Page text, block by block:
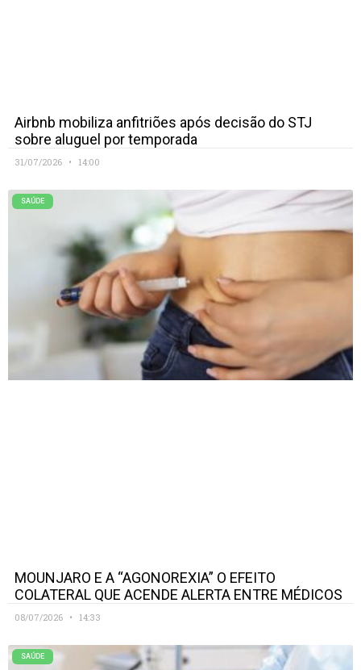
Airbnb mobiliza anfitriões após decisão do STJ
sobre aluguel por temporada
31/07/2026 14:00
SAÚDE
MOUNJARO E A “AGONOREXIA” O EFEITO
COLATERAL QUE ACENDE ALERTA ENTRE MÉDICOS
08/07/2026 14:33
SAÚDE